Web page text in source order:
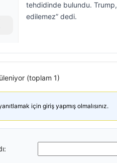
tehdidinde bulundu.
edilemez” dedi.
(toplam 1)
için giriş yapmış olmalısınız.